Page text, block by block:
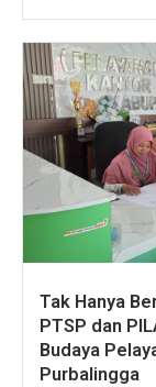
Tak Hanya
PTSP dan
Budaya
Purbalingga